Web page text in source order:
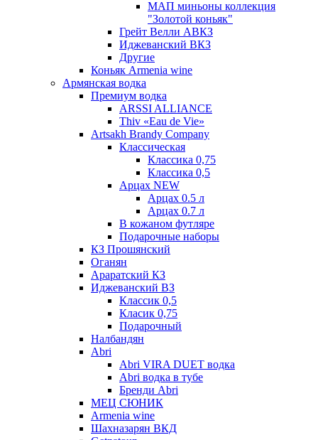
МАП миньоны коллекция
"Золотой коньяк"
Грейт Велли АВКЗ
Иджеванский ВКЗ
Другие
Коньяк Armenia wine
Армянская водка
Премиум водка
ARSSI ALLIANCE
Thiv «Eau de Vie»
Artsakh Brandy Company
Классическая
Классика 0,75
Классика 0,5
Арцах NEW
Арцах 0.5 л
Арцах 0.7 л
В кожаном футляре
Подарочные наборы
КЗ Прошянский
Оганян
Араратский КЗ
Иджеванский ВЗ
Классик 0,5
Класик 0,75
Подарочный
Налбандян
Abri
Abri VIRA DUET водка
Abri водка в тубе
Бренди Abri
МЕЦ СЮНИК
Armenia wine
Шахназарян ВКД